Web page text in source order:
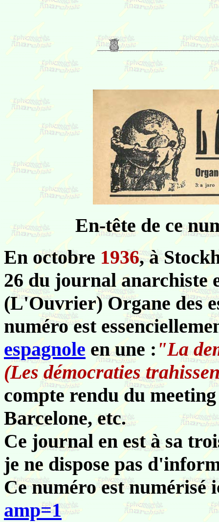
En-tête de ce
En octobre 1936, à
26 du journal anarchiste
(L'Ouvrier) Organe des
numéro est
espagnole en une : "La
(Les démocraties
compte rendu du
Barcelone, etc.
Ce journal en est à sa
je ne dispose pas
Ce numéro est numérisé
amp=1